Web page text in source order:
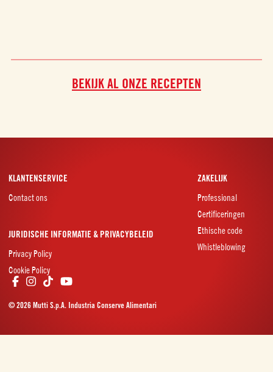
BEKIJK AL ONZE RECEPTEN
KLANTENSERVICE
Contact ons
ZAKELIJK
Professional
Certificeringen
Ethische code
Whistleblowing
JURIDISCHE INFORMATIE & PRIVACYBELEID
Privacy Policy
Cookie Policy
© 2026 Mutti S.p.A. Industria Conserve Alimentari